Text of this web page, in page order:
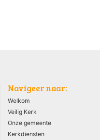
Navigeer naar:
Welkom
Veilig Kerk
Onze gemeente
Kerkdiensten